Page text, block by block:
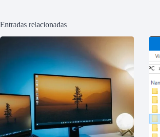
Entradas relacionadas